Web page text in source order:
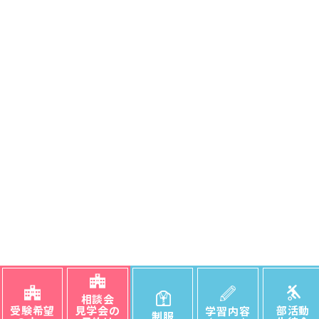
受験希望
相談会
見学会の 制服 学習内容 部活動